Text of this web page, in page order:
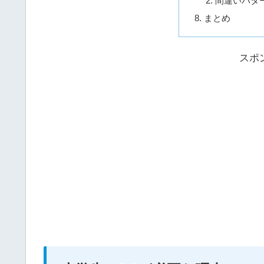
まとめ
スポ